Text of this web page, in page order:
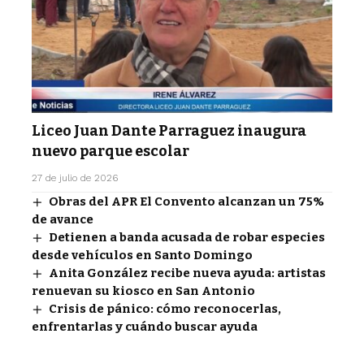
Liceo Juan Dante Parraguez inaugura
nuevo parque escolar
27 de julio de 2026
Obras del APR El Convento alcanzan un 75%
de avance
Detienen a banda acusada de robar especies
desde vehículos en Santo Domingo
Anita González recibe nueva ayuda: artistas
renuevan su kiosco en San Antonio
Crisis de pánico: cómo reconocerlas,
enfrentarlas y cuándo buscar ayuda